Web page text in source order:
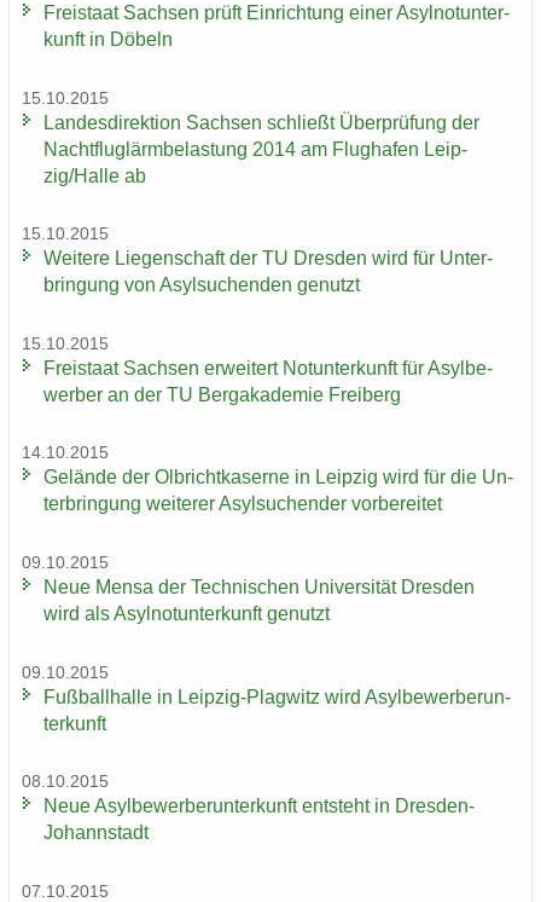
Frei­staat Sach­sen prüft Ein­rich­tung einer Asyl­not­un­ter­
kunft in Dö­beln
15.10.2015
Lan­des­di­rek­ti­on Sach­sen schließt Über­prü­fung der
Nacht­flug­lärm­be­las­tung 2014 am Flug­ha­fen Leip­
zig/Halle ab
15.10.2015
Wei­te­re Lie­gen­schaft der TU Dres­den wird für Un­ter­
brin­gung von Asyl­su­chen­den ge­nutzt
15.10.2015
Frei­staat Sach­sen er­wei­tert Not­un­ter­kunft für Asyl­be­
wer­ber an der TU Berg­aka­de­mie Frei­berg
14.10.2015
Ge­län­de der Ol­bricht­ka­ser­ne in Leip­zig wird für die Un­
ter­brin­gung wei­te­rer Asyl­su­chen­der vor­be­rei­tet
09.10.2015
Neue Mensa der Tech­ni­schen Uni­ver­si­tät Dres­den
wird als Asyl­not­un­ter­kunft ge­nutzt
09.10.2015
Fuß­ball­hal­le in Leipzig-​Plagwitz wird Asyl­be­wer­ber­un­
ter­kunft
08.10.2015
Neue Asyl­be­wer­ber­un­ter­kunft ent­steht in Dresden-​
Johannstadt
07.10.2015